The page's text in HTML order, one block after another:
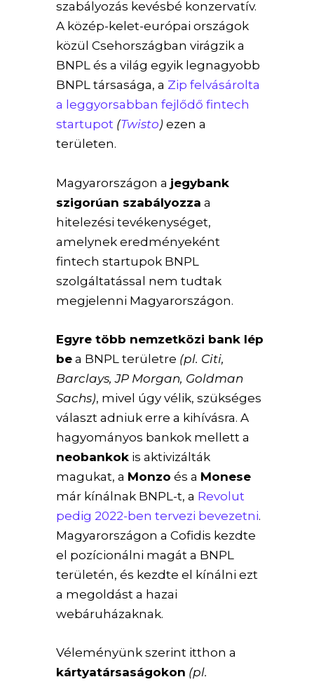
szabályozás kevésbé konzervatív.
A közép-kelet-európai országok
közül Csehországban virágzik a
BNPL és a világ egyik legnagyobb
BNPL társasága, a Zip felvásárolta
a leggyorsabban fejlődő fintech
startupot (Twisto) ezen a
területen.
Magyarországon a jegybank
szigorúan szabályozza a
hitelezési tevékenységet,
amelynek eredményeként
fintech startupok BNPL
szolgáltatással nem tudtak
megjelenni Magyarországon.
Egyre több nemzetközi bank lép
be a BNPL területre (pl. Citi,
Barclays, JP Morgan, Goldman
Sachs), mivel úgy vélik, szükséges
választ adniuk erre a kihívásra. A
hagyományos bankok mellett a
neobankok is aktivizálták
magukat, a Monzo és a Monese
már kínálnak BNPL-t, a Revolut
pedig 2022-ben tervezi bevezetni.
Magyarországon a Cofidis kezdte
el pozícionálni magát a BNPL
területén, és kezdte el kínálni ezt
a megoldást a hazai
webáruházaknak.
Véleményünk szerint itthon a
kártyatársaságokon (pl.